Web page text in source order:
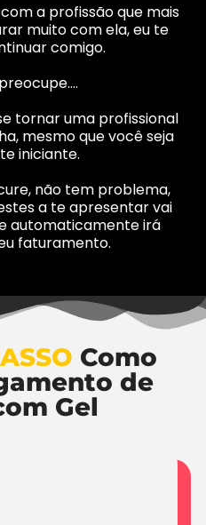
a profissão que mais
muito com ela, eu te
comigo.
tornar uma profissional
mesmo que você seja
iniciante.
não tem problema,
a te apresentar vai
automaticamente irá
faturamento.
Como
de
Gel